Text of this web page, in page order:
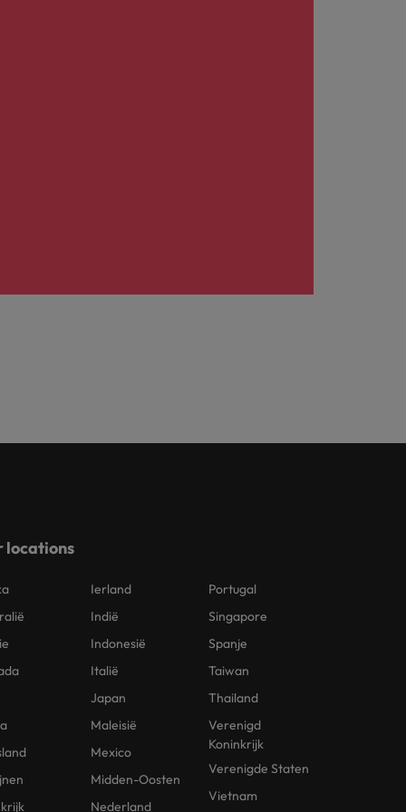
locations
Ierland
Indië
Indonesië
Italië
Japan
Maleisië
Mexico
Midden-Oosten
Nederland
Portugal
Singapore
Spanje
Taiwan
Thailand
Verenigd
Koninkrijk
Verenigde Staten
Vietnam